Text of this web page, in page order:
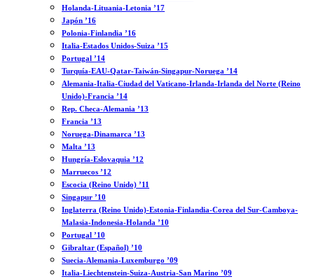
Holanda-Lituania-Letonia ’17
Japón ’16
Polonia-Finlandia ’16
Italia-Estados Unidos-Suiza ’15
Portugal ’14
Turquía-EAU-Qatar-Taiwán-Singapur-Noruega ’14
Alemania-Italia-Ciudad del Vaticano-Irlanda-Irlanda del Norte (Reino
Unido)-Francia ’14
Rep. Checa-Alemania ’13
Francia ’13
Noruega-Dinamarca ’13
Malta ’13
Hungría-Eslovaquia ’12
Marruecos ’12
Escocia (Reino Unido) ’11
Singapur ’10
Inglaterra (Reino Unido)-Estonia-Finlandia-Corea del Sur-Camboya-
Malasia-Indonesia-Holanda ’10
Portugal ’10
Gibraltar (Español) ’10
Suecia-Alemania-Luxemburgo ’09
Italia-Liechtenstein-Suiza-Austria-San Marino ’09